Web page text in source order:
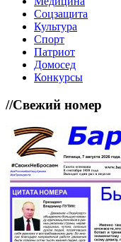
Соцзащита
Культура
Спорт
Патриот
Домосед
Конкурсы
//Свежий номер